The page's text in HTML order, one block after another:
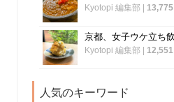
Kyotopi 編集部 13,775
Kyotopi 編集部 12,551
人気のキーワード